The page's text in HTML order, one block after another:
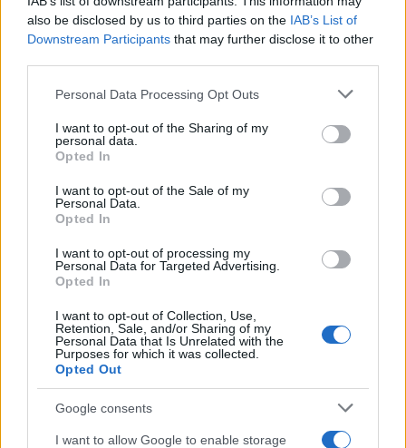
also be disclosed by us to third parties on the IAB’s List of
Downstream Participants that may further disclose it to other
Please note that this website/app uses one or more Google
not limited to your visit or usage behaviour. You may click to
grant or deny consent to Google and its third-party tags to
use your data for below specified purposes in below Google
consent section.
Personal Data Processing Opt Outs
I want to opt-out of the Sharing of my
personal data.
Opted In
I want to opt-out of the Sale of my
Personal Data.
Opted In
I want to opt-out of processing my
Personal Data for Targeted Advertising.
Opted In
I want to opt-out of Collection, Use,
Retention, Sale, and/or Sharing of my
Personal Data that Is Unrelated with the
Purposes for which it was collected.
Opted Out
Google consents
I want to allow Google to enable storage
Nel complesso, la convergenza tra iniziative
delle materie prime,
decarbonizzazione operativaprotezione dei
soggetti vulnerabili e adattamento delle città al
caldo. Resta però aperta la partita dell’attuazione
pratica delle politiche pubbliche e del
gli investimenti producano benefici reali e duraturi.
AUTORE
Susanna Riva
sulle cooperative cittadine: quel documento